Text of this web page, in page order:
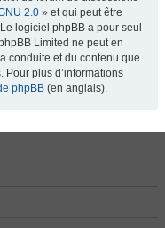
2.0 » et qui peut être
logiciel phpBB a pour seul
Limited ne peut en
conduite et du contenu que
Pour plus d’informations
phpBB (en anglais).